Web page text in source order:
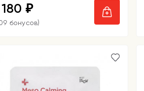
₽
бонусов)